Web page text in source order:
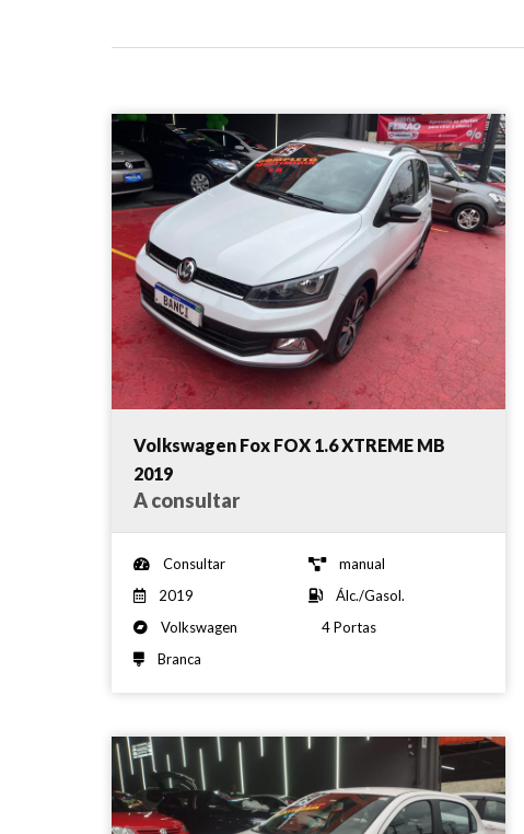
Volkswagen Fox FOX 1.6 XTREME MB
2019
A consultar
Consultar
manual
2019
Álc./Gasol.
Volkswagen
4 Portas
Branca